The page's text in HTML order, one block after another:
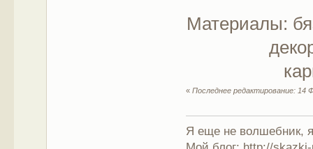
Материалы:
«Последнее редактирование: 14
Я еще не волшебник,